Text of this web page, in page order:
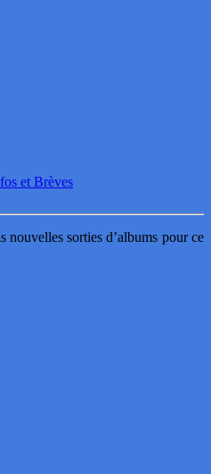
et Brèves
sorties d’albums pour ce